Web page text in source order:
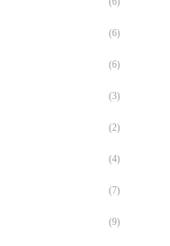
(6)
(6)
(3)
(2)
(4)
(7)
(9)